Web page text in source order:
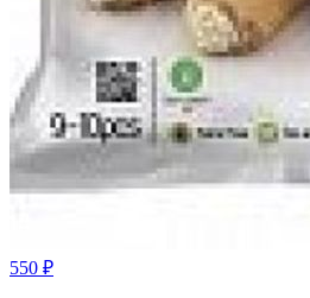
550 ₽